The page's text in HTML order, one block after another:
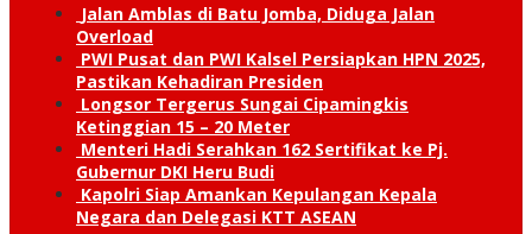
Jalan Amblas di Batu Jomba, Diduga Jalan
Overload
PWI Pusat dan PWI Kalsel Persiapkan HPN 2025,
Pastikan Kehadiran Presiden
Longsor Tergerus Sungai Cipamingkis
Ketinggian 15 – 20 Meter
Menteri Hadi Serahkan 162 Sertifikat ke Pj.
Gubernur DKI Heru Budi
Kapolri Siap Amankan Kepulangan Kepala
Negara dan Delegasi KTT ASEAN